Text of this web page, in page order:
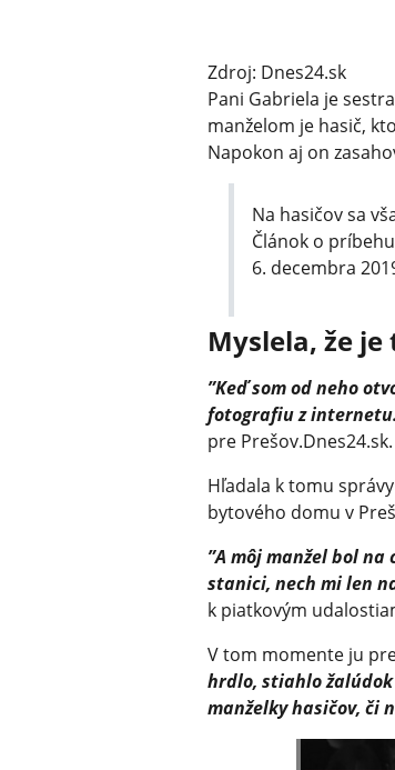
Zdroj: Dnes24.sk
Pani Gabriela je
manželom je hasič,
Napokon aj on
Na hasičov sa
Článok o
6. decembra
Myslela, že
”Keď som od neho
fotografiu z internetu.
pre Prešov.Dnes24.sk.
Hľadala k tomu
bytového domu v
”A môj manžel bol
stanici, nech mi len
k piatkovým
V tom momente ju
hrdlo, stiahlo
manželky hasičov, či